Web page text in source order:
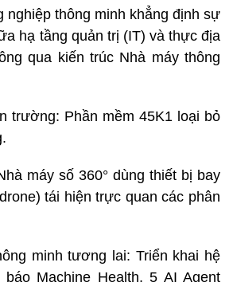
nghiệp thông minh khẳng định sự
hạ tầng quản trị (IT) và thực địa
qua kiến trúc Nhà máy thông
Phần mềm 45K1 loại bỏ
máy số 360° dùng thiết bị bay
tái hiện trực quan các phân
minh tương lai: Triển khai hệ
Machine Health, 5 AI Agent